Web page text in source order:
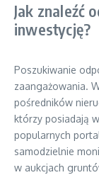
Jak znaleźć
inwestycję?
Poszukiwanie
zaangażowania.
pośredników
którzy posiadają
popularnych
samodzielnie
w aukcjach